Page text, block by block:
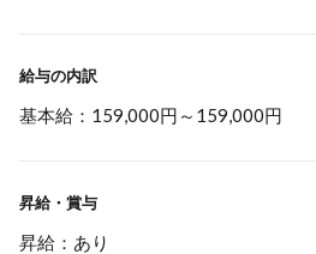
給与の内訳
基本給：159,000円～159,000円
昇給・賞与
昇給：あり